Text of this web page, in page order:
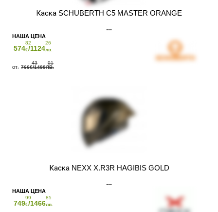
Каска SCHUBERTH C5 MASTER ORANGE
574
82
€/1124
26
лв.
766
43
€/1499
01
ЛВ.
Каска NEXX X.R3R HAGIBIS GOLD
749
99
€/1466
85
лв.